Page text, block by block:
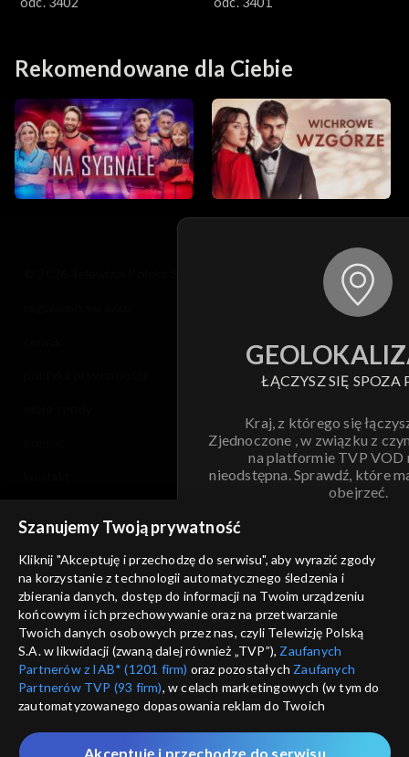
Rekomendowane dla Ciebie
ŁĄCZYSZ SIĘ SPOZA
Kraj, z którego się
Zjednoczone , w związku z
na platformie TVP VOD
nieodstępna. Sprawdź, które
obejrzeć.
ANULUJ
informacje o dostawcy usług
Szanujemy Twoją prywatność
Kliknij "Akceptuję i przechodzę do serwisu", aby wyrazić zgody
na korzystanie z technologii automatycznego śledzenia i
zbierania danych, dostęp do informacji na Twoim urządzeniu
końcowym i ich przechowywanie oraz na przetwarzanie
Twoich danych osobowych przez nas, czyli Telewizję Polską
S.A. w likwidacji (zwaną dalej również „TVP”), Zaufanych
Partnerów z IAB* (1201 firm) oraz pozostałych Zaufanych
Partnerów TVP (93 firm), w celach marketingowych (w tym do
zautomatyzowanego dopasowania reklam do Twoich
które wskazujemy poniżej, a także zgody na udostępnianie
Akceptuję i przechodzę do serwisu